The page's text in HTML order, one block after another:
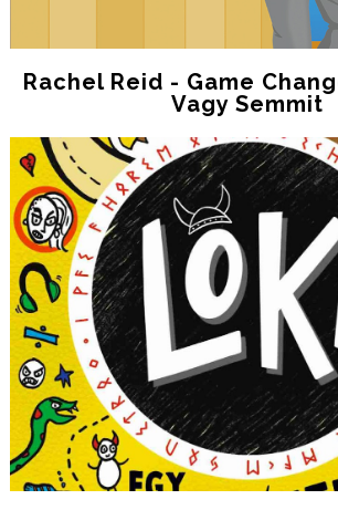
Rachel Reid - Game
Vagy Semmit